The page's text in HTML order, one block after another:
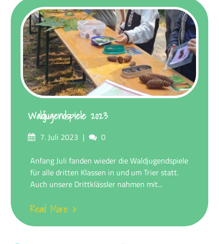
Waldjugendspiele 2023
Posted7. Juli 2023 Comments
0
Anfang Juli fanden wieder die Waldjugendspiele
für alle dritten Klassen in und um Trier statt.
Auch unsere Drittklässler nahmen mit...
Read More